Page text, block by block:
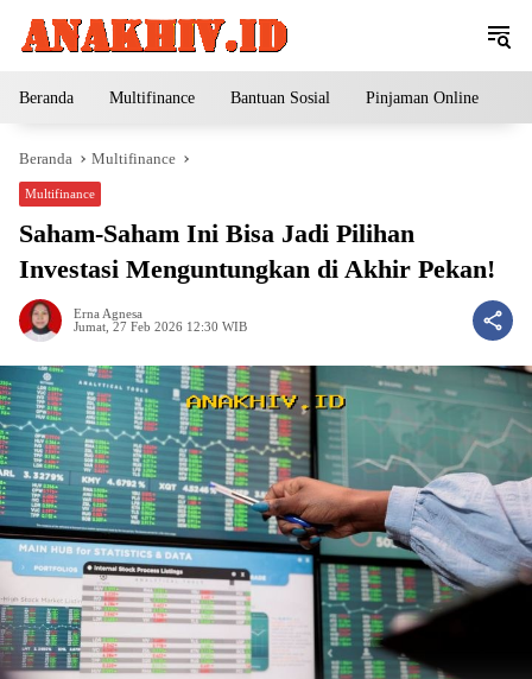
Beranda Multifinance Bantuan Sosial Pinjaman Online
Beranda Multifinance
Multifinance
Saham-Saham Ini Bisa Jadi Pilihan
Investasi Menguntungkan di Akhir Pekan!
Erna Agnesa
Jumat, 27 Feb 2026 12:30 WIB